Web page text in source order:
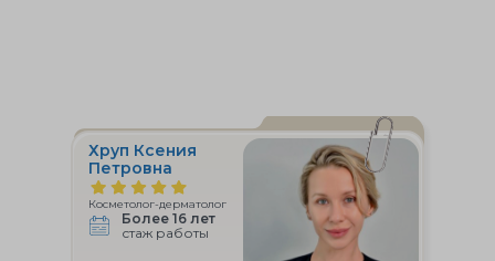
Хруп Ксения
Петровна
Косметолог-дерматолог
Более 16 лет
стаж работы